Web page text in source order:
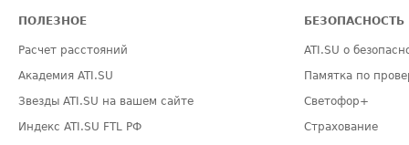
ПОЛЕЗНОЕ
Расчет расстояний
Академия ATI.SU
Звезды ATI.SU на вашем сайте
Индекс ATI.SU FTL РФ
БЕЗОПАСНОСТЬ
ATI.SU о
Памятка по
Светофор+
Страхование